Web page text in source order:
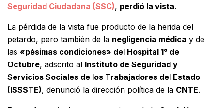
Seguridad Ciudadana (SSC), perdió la vista.
La pérdida de la vista fue producto de la herida del
petardo, pero también de la negligencia médica y de
las «pésimas condiciones» del Hospital 1° de
Octubre, adscrito al Instituto de Seguridad y
Servicios Sociales de los Trabajadores del Estado
(ISSSTE), denunció la dirección política de la CNTE.